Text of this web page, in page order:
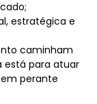
estratégica e
caminham
está para atuar
perante